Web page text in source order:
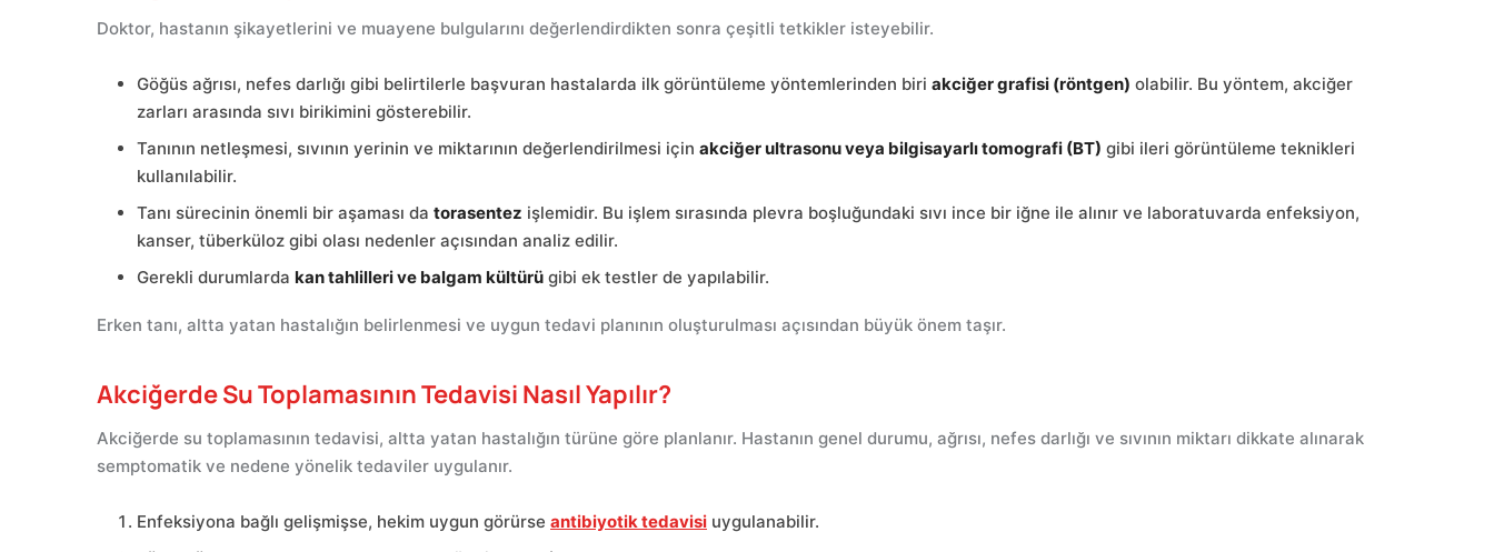
Doktor, hastanın şikayetlerini ve muayene bulgularını değerlendirdikten sonra çeşitli tetkikler isteyebilir.
Göğüs ağrısı, nefes darlığı gibi belirtilerle başvuran hastalarda ilk görüntüleme yöntemlerinden biri akciğer grafisi (röntgen) olabilir. Bu yöntem, akciğer
zarları arasında sıvı birikimini gösterebilir.
Tanının netleşmesi, sıvının yerinin ve miktarının değerlendirilmesi için akciğer ultrasonu veya bilgisayarlı tomografi (BT) gibi ileri görüntüleme teknikleri
kullanılabilir.
Tanı sürecinin önemli bir aşaması da torasentez işlemidir. Bu işlem sırasında plevra boşluğundaki sıvı ince bir iğne ile alınır ve laboratuvarda enfeksiyon,
kanser, tüberküloz gibi olası nedenler açısından analiz edilir.
Gerekli durumlarda kan tahlilleri ve balgam kültürü gibi ek testler de yapılabilir.
Erken tanı, altta yatan hastalığın belirlenmesi ve uygun tedavi planının oluşturulması açısından büyük önem taşır.
Akciğerde Su Toplamasının Tedavisi Nasıl Yapılır?
Akciğerde su toplamasının tedavisi, altta yatan hastalığın türüne göre planlanır. Hastanın genel durumu, ağrısı, nefes darlığı ve sıvının miktarı dikkate alınarak
semptomatik ve nedene yönelik tedaviler uygulanır.
Enfeksiyona bağlı gelişmişse, hekim uygun görürse antibiyotik tedavisi uygulanabilir.